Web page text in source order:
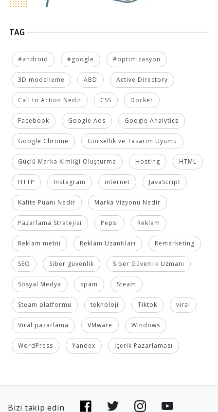
TAG
#android #google #optimizasyon
3D modelleme ABD Active Directory
Call to Action Nedir CSS Docker
Facebook Google Ads Google Analytics
Google Chrome Görsellik ve Tasarım Uyumu
Güçlü Marka Kimliği Oluşturma Hosting HTML
HTTP Instagram internet JavaScript
Kalite Puanı Nedir Marka Vizyonu Nedir
Pazarlama Stratejisi Pepsi Reklam
Reklam metni Reklam Uzantıları Remarketing
SEO Siber güvenlik Siber Güvenlik Uzmanı
Sosyal Medya spam Steam
Steam platformu teknoloji Tiktok viral
Viral pazarlama VMware Windows
WordPress Yandex İçerik Pazarlaması
Bizi takip edin